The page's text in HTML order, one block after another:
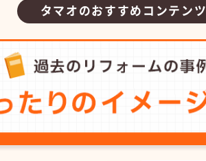
タマオのおすすめコンテンツ